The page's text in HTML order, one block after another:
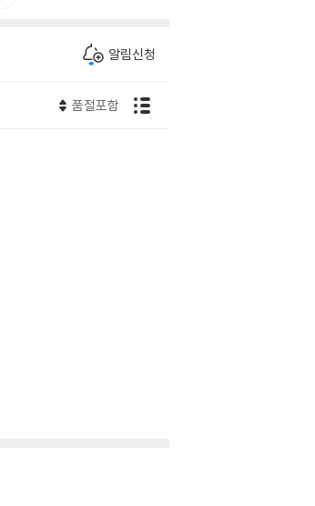
알림신청
품절포함